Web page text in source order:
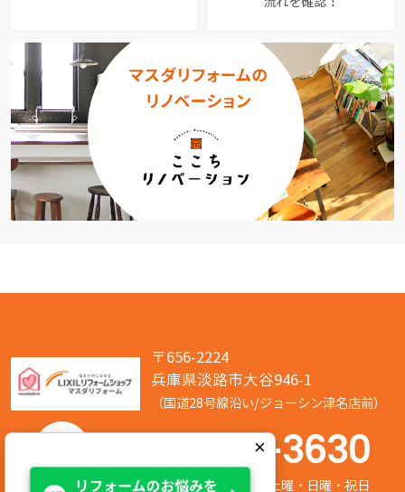
〒656-2224
兵庫県淡路市大谷946-1
（国道28号線沿い/ジョーシン津名店前）
050-7586-3630
営業時間:8:00～17:00 定休日:第2/第4土曜・日曜・祝日
×